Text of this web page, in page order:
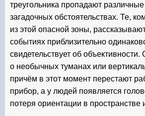
треугольника пропадают
загадочных обстоятельствах. Те,
из этой опасной зоны,
событиях приблизительно
свидетельствует об
о необычных туманах или
причём в этот момент перестают
прибор, а у людей появляется
потеря ориентации в пространстве